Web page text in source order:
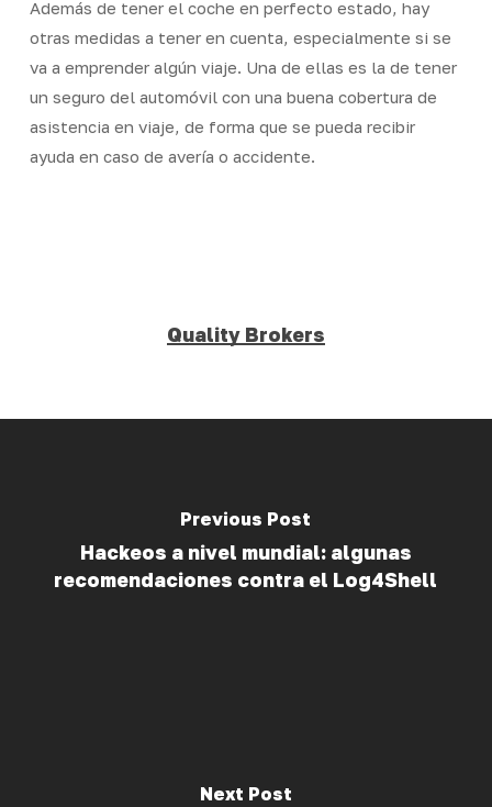
Además de tener el coche en perfecto estado, hay
otras medidas a tener en cuenta, especialmente si se
va a emprender algún viaje. Una de ellas es la de tener
un seguro del automóvil con una buena cobertura de
asistencia en viaje, de forma que se pueda recibir
ayuda en caso de avería o accidente.
Quality Brokers
Previous Post
Hackeos a nivel mundial: algunas
recomendaciones contra el Log4Shell
Next Post